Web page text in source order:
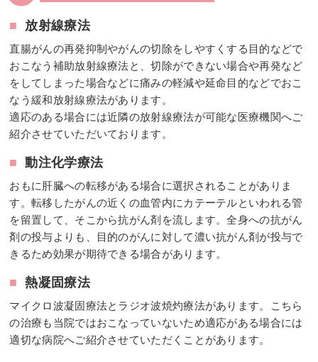
■ 放射線療法
直腸がんの再発抑制やがんの切除をしやすくする目的などで
おこなう補助放射線療法と、切除ができない場合や再発など
をしてしまった場合などに痛みの軽減や延命目的などでおこ
なう緩和放射線療法があります。
適応のある場合には近隣の放射線療法が可能な医療機関へご
紹介させていただいております。
■ 動注化学療法
おもに肝臓への転移がある場合に選択されることがありま
す。転移したがんの近くの血管内にカテーテルといわれる管
を留置して、そこから抗がん剤を流します。全身への抗がん
剤の投与よりも、目的のがんに対して濃い抗がん剤が投与で
きるため効果が期待できる場合があります。
■ 熱凝固療法
マイクロ波凝固療法とラジオ波焼灼療法があります。こちら
の治療も当院ではおこなっていないため適応がある場合には
適切な病院へご紹介させていただくことがあります。